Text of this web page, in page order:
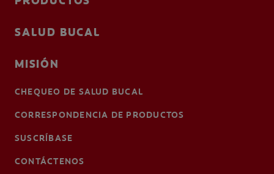
SALUD BUCAL
MISIÓN
CHEQUEO DE SALUD BUCAL
CORRESPONDENCIA DE PRODUCTOS
SUSCRÍBASE
CONTÁCTENOS